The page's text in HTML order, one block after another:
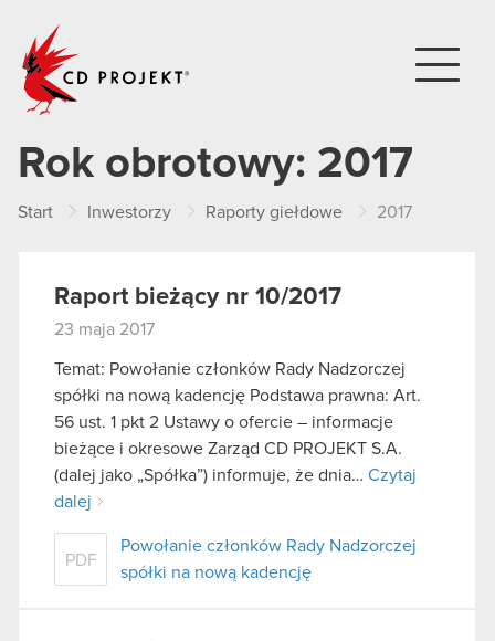
Rok obrotowy: 2017
Start Inwestorzy Raporty giełdowe 2017
Raport bieżący nr 10/2017
23 maja 2017
Temat: Powołanie członków Rady Nadzorczej
spółki na nową kadencję Podstawa prawna: Art.
56 ust. 1 pkt 2 Ustawy o ofercie – informacje
bieżące i okresowe Zarząd CD PROJEKT S.A.
(dalej jako „Spółka”) informuje, że dnia… Czytaj
dalej
PDF
Powołanie członków Rady Nadzorczej
spółki na nową kadencję